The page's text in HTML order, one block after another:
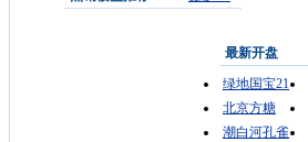
最新开盘
绿地国宝21
北京方糖
潮白河孔雀